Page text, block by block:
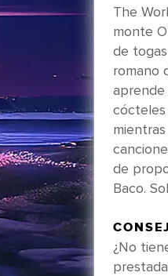
The
monte
de
romano
cócteles
de
Baco.
¿No